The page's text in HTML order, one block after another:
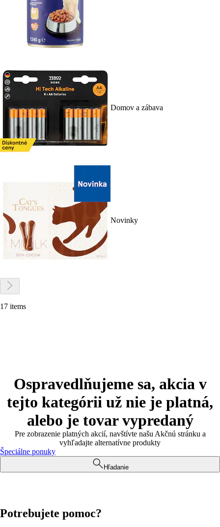
Domov a zábava
Novinky
17 items
Ospravedlňujeme sa, akcia v
tejto kategórii už nie je platná,
alebo je tovar vypredaný
Pre zobrazenie platných akcií, navštívte našu Akčnú stránku a
vyhľadajte alternatívne produkty
Špeciálne ponuky
Hľadanie
Potrebujete pomoc?